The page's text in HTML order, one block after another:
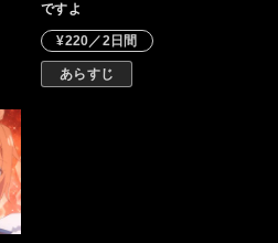
ですよ
¥220／2日間
あらすじ